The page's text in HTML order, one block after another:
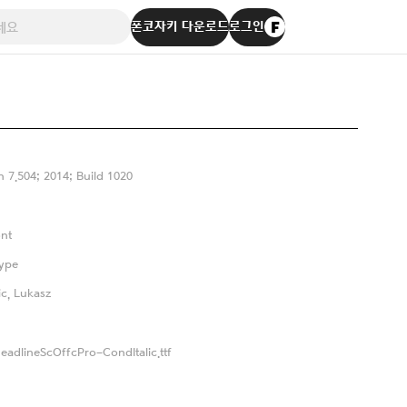
폰코자키 다운로드로그인
7.504; 2014; Build 1020
Lukasz
CondItalic.ttf